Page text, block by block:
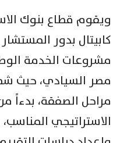
ويقوم قطاع بنوك
كابيتال بدور
مشروعات الخدمة
مصر السيادي، حيث
مراحل الصفقة، بدءاً
الاستراتيجي